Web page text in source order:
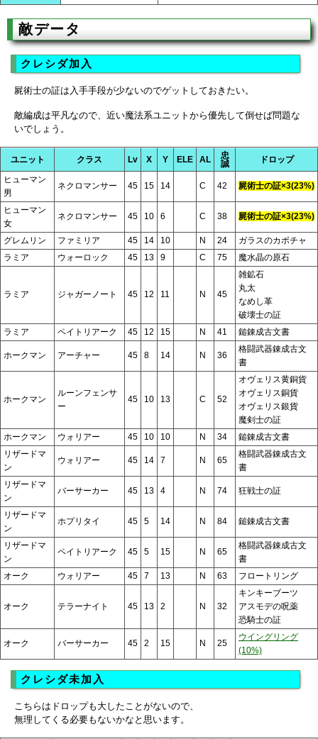
敵データ
クレシダ加入
屍術士の証は入手手段が少ないのでゲットしておきたい。
敵編成は平凡なので、近い魔法系ユニットから優先して倒せば問題な
いでしょう。
ユニット クラス Lv X Y ELE AL
忠
誠
ドロップ
ヒューマン
男
ネクロマンサー 45 15 14 C 42 屍術士の証×3(23%)
ヒューマン
女
ネクロマンサー 45 10 6 C 38 屍術士の証×3(23%)
グレムリン ファミリア 45 14 10 N 24
ガラスのカボチャ
ラミア
ウォーロック 45 13 9 C 75 魔水晶の原石
ラミア ジャガーノート 45 12 11 N 45
雑鉱石
丸太
なめし革
破壊士の証
ラミア
ペイトリアーク 45 12 15 N 41 鎚錬成古文書
ホークマン アーチャー 45 8 14 N 36
格闘武器錬成古文
書
ホークマン
ルーンフェンサ
ー
45 10 13 C 52
オヴェリス黄銅貨
オヴェリス銅貨
オヴェリス銀貨
魔剣士の証
ホークマン
ウォリアー 45 10 10 N 34
鎚錬成古文書
リザードマ
ン
ウォリアー 45 14 7 N 65
格闘武器錬成古文
書
リザードマ
ン
バーサーカー 45 13 4 N 74 狂戦士の証
リザードマ
ン
ホプリタイ 45 5 14 N 84 鎚錬成古文書
リザードマ
ン
ペイトリアーク 45 5 15 N 65
格闘武器錬成古文
書
オーク
ウォリアー 45 7 13 N 63 フロートリング
オーク テラーナイト 45 13 2 N 32
キンキーブーツ
アスモデの呪薬
恐騎士の証
オーク バーサーカー 45 2 15 N 25
ウイングリング
(10%)
クレシダ未加入
こちらはドロップも大したことがないので、
無理してくる必要もないかなと思います。